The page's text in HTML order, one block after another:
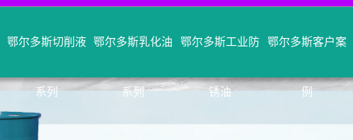
鄂尔多斯切削液
系列
鄂尔多斯乳化油
系列
鄂尔多斯工业防
锈油
鄂尔多斯客户案
例